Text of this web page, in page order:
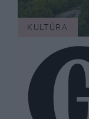
KULTÚRA